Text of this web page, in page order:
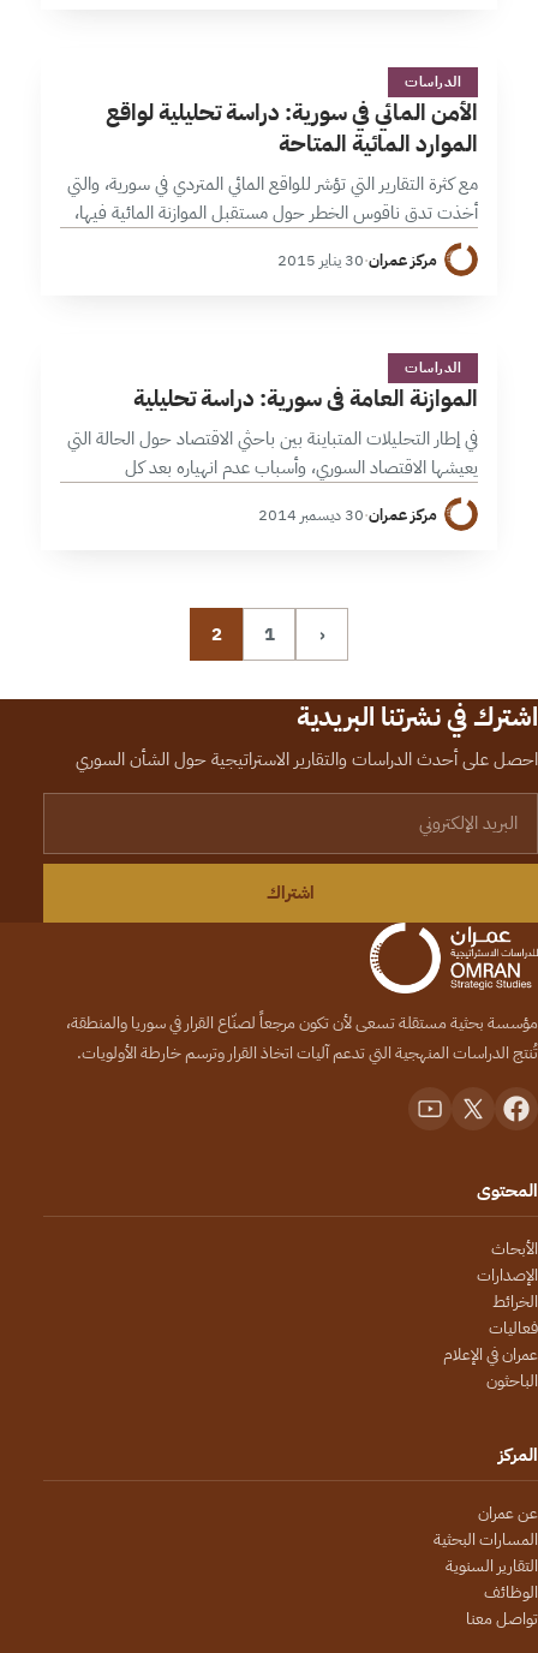
ا1 دقائق
الدراسات
الأمن المائي في سورية: دراسة تحليلية لواقع
الموارد المائية المتاحة
مع كثرة التقارير التي تؤشر للواقع المائي المتردي في سورية، والتي
أخذت تدق ناقوس الخطر حول مستقبل الموازنة المائية فيها،
وخاصة في ظل تصاعد الأعمال العسكرية والتدمير الممنهج
للبنية التحتية…
مركز عمران·30 يناير 2015
ا1 دقائق
الدراسات
الموازنة العامة في سورية: دراسة تحليلية
في إطار التحليلات المتباينة بين باحثي الاقتصاد حول الحالة التي
يعيشها الاقتصاد السوري، وأسباب عدم انهياره بعد كل
الصدمات التي تعرض لها خلال أربعة أعوام على انطلاق الثورة،
تأتي هذه…مركز عمران·30 ديسمبر 2014
‹
1
2
اشترك في نشرتنا البريدية
احصل على أحدث الدراسات والتقارير الاستراتيجية حول الشأن السوري
اشتراك
مؤسسة بحثية مستقلة تسعى لأن تكون مرجعاً لصنّاع القرار في سوريا والمنطقة،
تُنتج الدراسات المنهجية التي تدعم آليات اتخاذ القرار وترسم خارطة الأولويات.
المحتوى
الأبحاث
الإصدارات
الخرائط
فعاليات
عمران في الإعلام
الباحثون
المركز
عن عمران
المسارات البحثية
التقارير السنوية
الوظائف
تواصل معنا